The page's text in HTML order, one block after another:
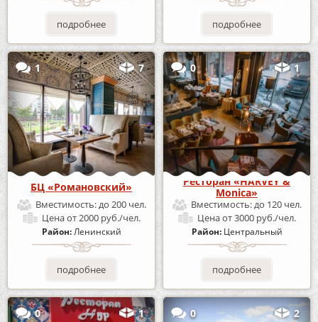
подробнее подробнее
1 7
БЦ «Романовский»
Вместимость:до 200 чел.
Ценаот 2000 руб./чел.
Район:Ленинский
подробнее
0 1
Ресторан «HARVEY &
Monica»
Вместимость:до 120 чел.
Ценаот 3000 руб./чел.
Район: Центральный
подробнее
0 1 0 2